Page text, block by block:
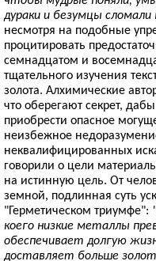
дураки и безумцы сломали
несмотря на подобные
процитировать
семнадцатом и
тщательного изучения
золота. Алхимические
что оберегают секрет,
приобрести опасное
неизбежное
неквалифицированных
говорили о цели
на истинную цель. От
земной, подлинная суть
"Герметическом триумфе":
коего низкие металлы
обеспечивает долгую
доставляет больше